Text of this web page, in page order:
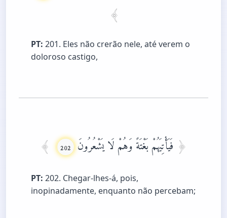
PT: 201. Eles não crerão nele, até verem o
doloroso castigo,
فَيَأْتِيَهُمْ بَغْتَةً وَهُمْ لَا يَشْعُرُونَ 202
PT: 202. Chegar-lhes-á, pois,
inopinadamente, enquanto não percebam;